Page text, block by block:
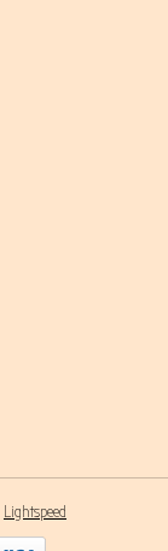
Lightspeed